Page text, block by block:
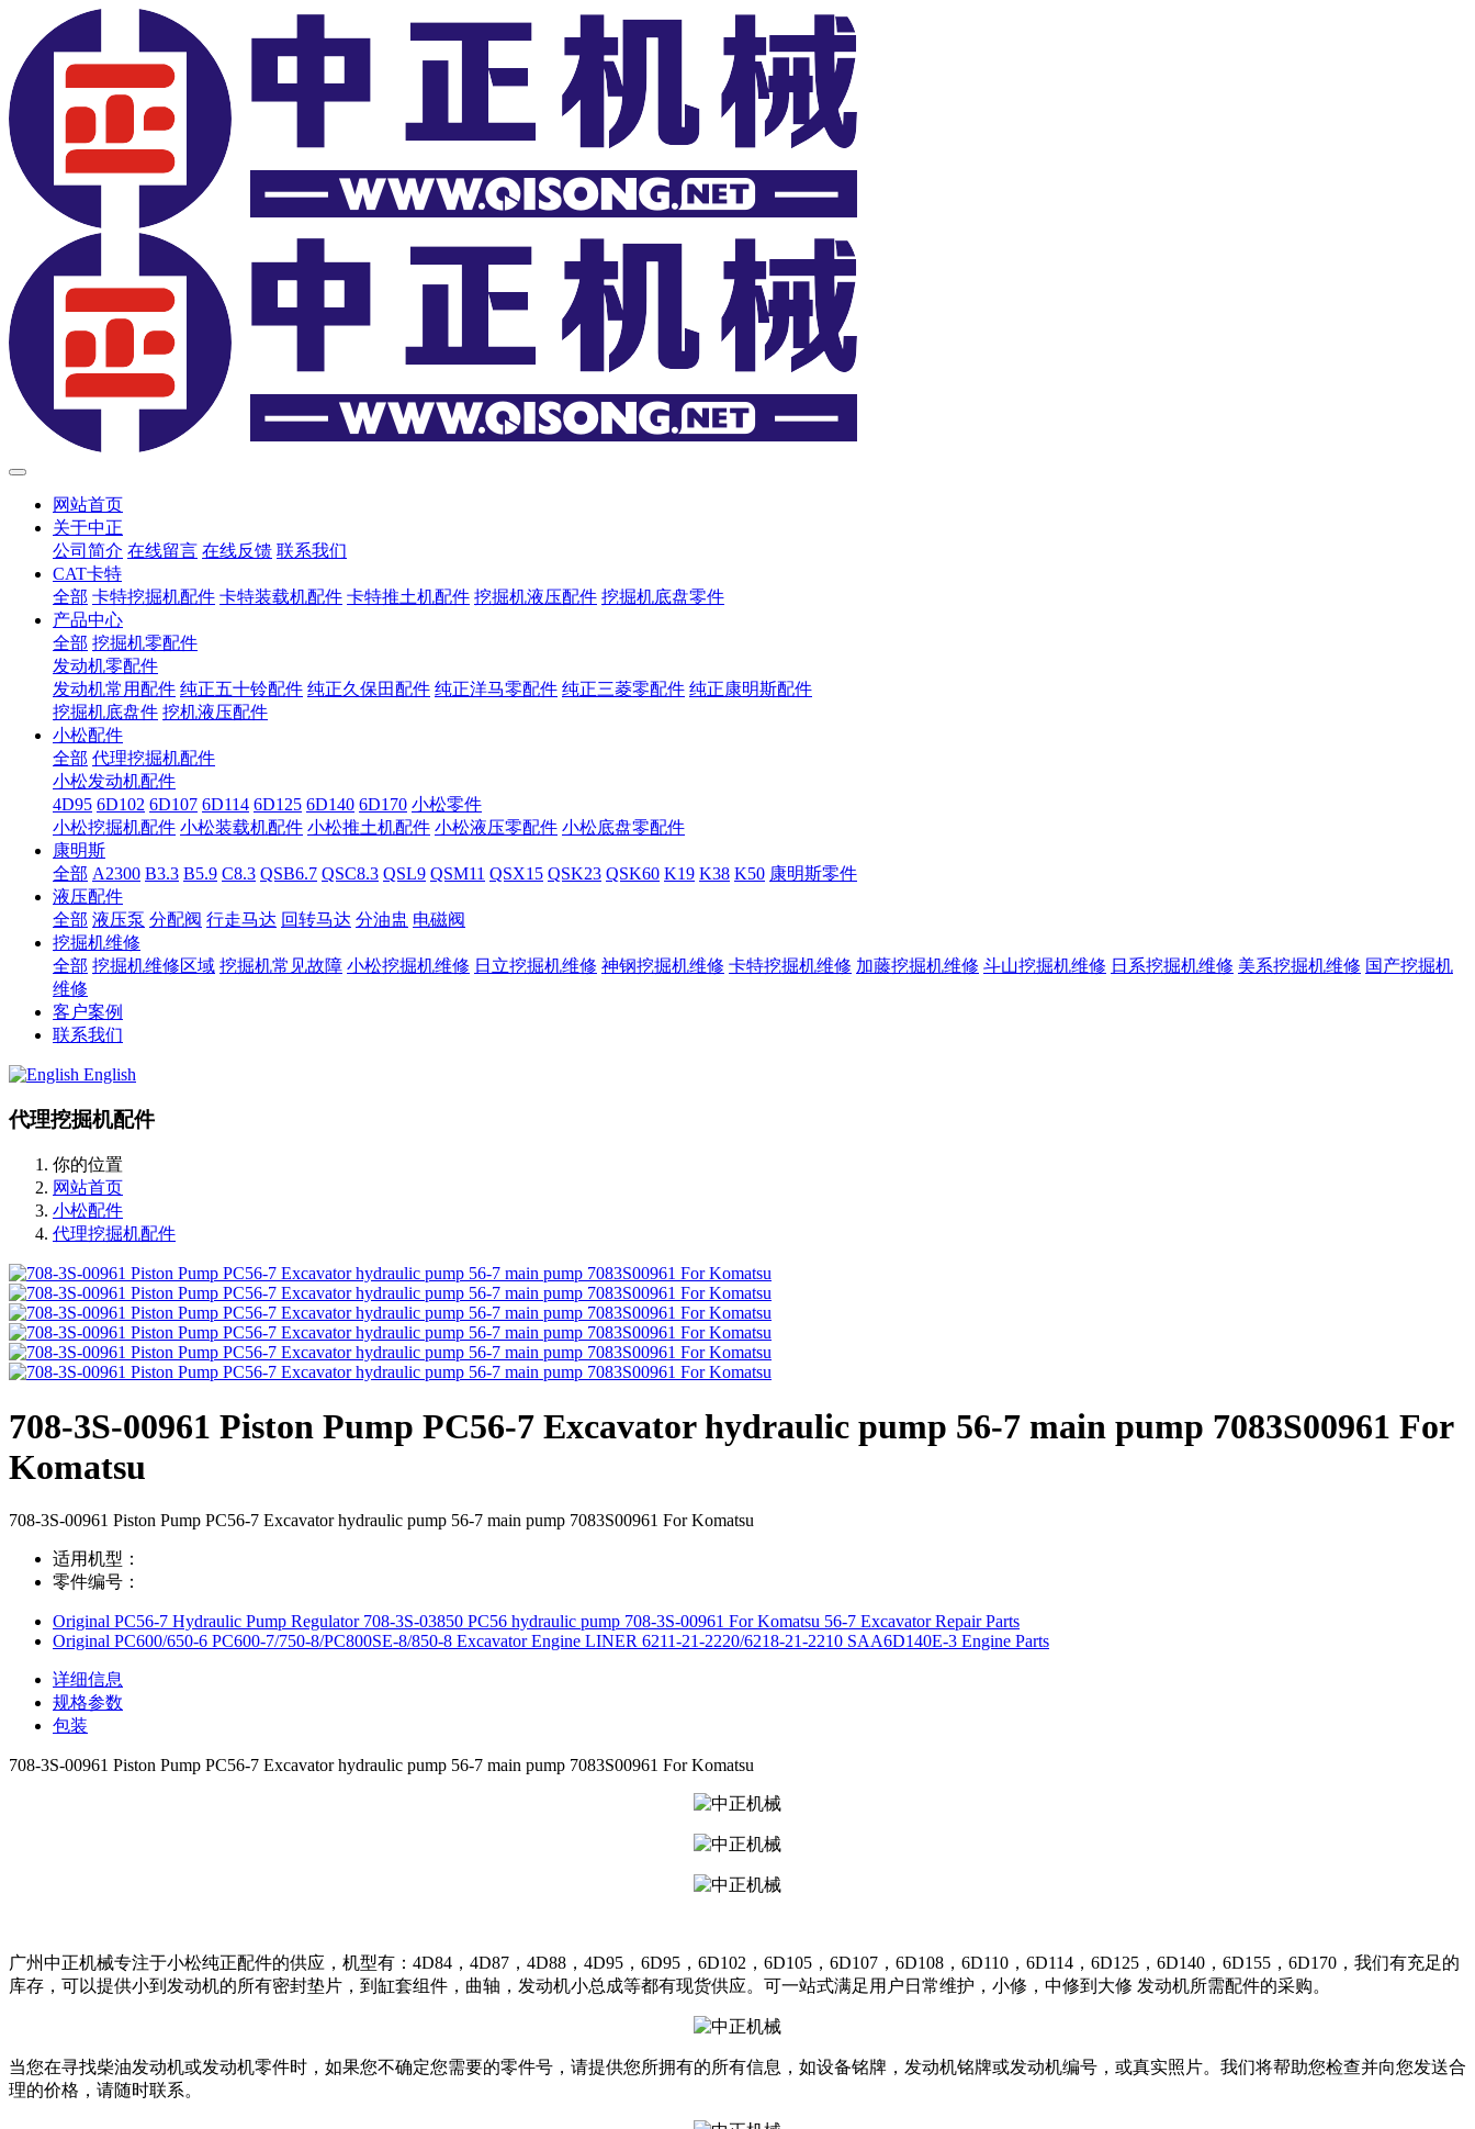
网站首页
关于中正
公司简介 在线留言 在线反馈 联系我们
CAT卡特
全部 卡特挖掘机配件 卡特装载机配件 卡特推土机配件 挖掘机液压配件 挖掘机底盘零件
产品中心
全部 挖掘机零配件
发动机零配件
发动机常用配件 纯正五十铃配件 纯正久保田配件 纯正洋马零配件 纯正三菱零配件 纯正康明斯配件
挖掘机底盘件 挖机液压配件
小松配件
全部 代理挖掘机配件
小松发动机配件
4D95 6D102 6D107 6D114 6D125 6D140 6D170 小松零件
小松挖掘机配件 小松装载机配件 小松推土机配件 小松液压零配件 小松底盘零配件
康明斯
全部 A2300 B3.3 B5.9 C8.3 QSB6.7 QSC8.3 QSL9 QSM11 QSX15 QSK23 QSK60 K19 K38 K50 康明斯零件
液压配件
全部 液压泵 分配阀 行走马达 回转马达 分油盅 电磁阀
挖掘机维修
全部 挖掘机维修区域 挖掘机常见故障 小松挖掘机维修 日立挖掘机维修 神钢挖掘机维修 卡特挖掘机维修 加藤挖掘机维修 斗山挖掘机维修 日系挖掘机维修 美系挖掘机维修 国产挖掘机
维修
客户案例
联系我们
English
代理挖掘机配件
你的位置
网站首页
小松配件
代理挖掘机配件
708-3S-00961 Piston Pump PC56-7 Excavator hydraulic pump 56-7 main pump 7083S00961 For
Komatsu
708-3S-00961 Piston Pump PC56-7 Excavator hydraulic pump 56-7 main pump 7083S00961 For Komatsu
适用机型：
零件编号：
Original PC56-7 Hydraulic Pump Regulator 708-3S-03850 PC56 hydraulic pump 708-3S-00961 For Komatsu 56-7 Excavator Repair Parts
Original PC600/650-6 PC600-7/750-8/PC800SE-8/850-8 Excavator Engine LINER 6211-21-2220/6218-21-2210 SAA6D140E-3 Engine Parts
详细信息
规格参数
包装
708-3S-00961 Piston Pump PC56-7 Excavator hydraulic pump 56-7 main pump 7083S00961 For Komatsu
广州中正机械专注于小松纯正配件的供应，机型有：4D84，4D87，4D88，4D95，6D95，6D102，6D105，6D107，6D108，6D110，6D114，6D125，6D140，6D155，6D170，我们有充足的
库存，可以提供小到发动机的所有密封垫片，到缸套组件，曲轴，发动机小总成等都有现货供应。可一站式满足用户日常维护，小修，中修到大修 发动机所需配件的采购。
当您在寻找柴油发动机或发动机零件时，如果您不确定您需要的零件号，请提供您所拥有的所有信息，如设备铭牌，发动机铭牌或发动机编号，或真实照片。我们将帮助您检查并向您发送合
理的价格，请随时联系。